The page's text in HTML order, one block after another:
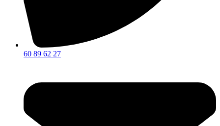
60 89 62 27